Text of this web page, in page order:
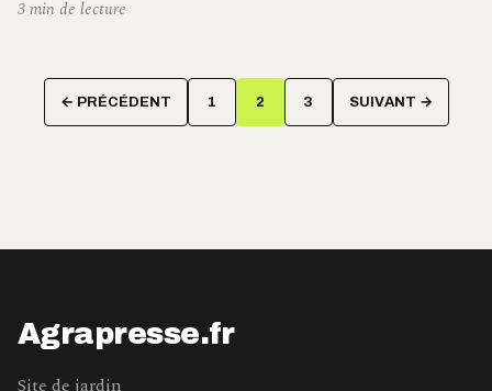
3 min de lecture
Pagination
des
← PRÉCÉDENT 1 2 3 SUIVANT →
Agrapresse.fr
Site de jardin